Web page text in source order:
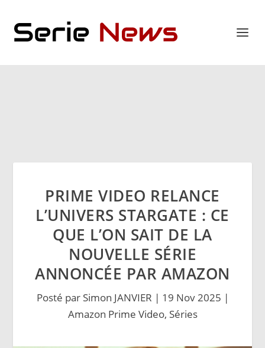
PRIME VIDEO RELANCE
L’UNIVERS STARGATE : CE
QUE L’ON SAIT DE LA
NOUVELLE SÉRIE
ANNONCÉE PAR AMAZON
Posté par Simon JANVIER | 19 Nov 2025 |
Amazon Prime Video, Séries